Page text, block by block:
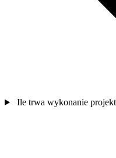
Ile trwa wykonanie